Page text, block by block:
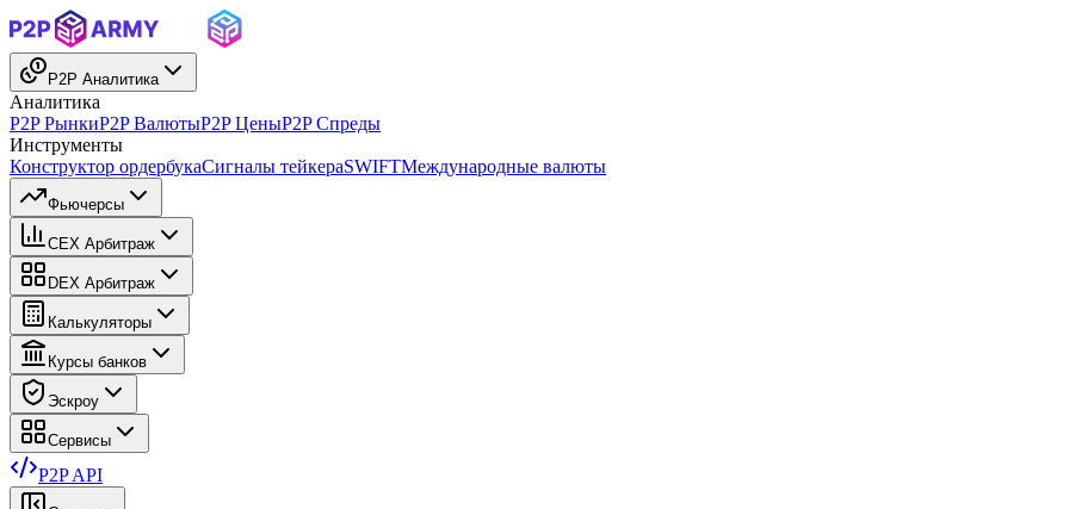
P2P Аналитика
Аналитика
P2P РынкиP2P ВалютыP2P ЦеныP2P Спреды
Инструменты
Конструктор ордербукаСигналы тейкераSWIFTМеждународные валюты
Фьючерсы
CEX Арбитраж
DEX Арбитраж
Калькуляторы
Курсы банков
Эскроу
Сервисы
P2P API